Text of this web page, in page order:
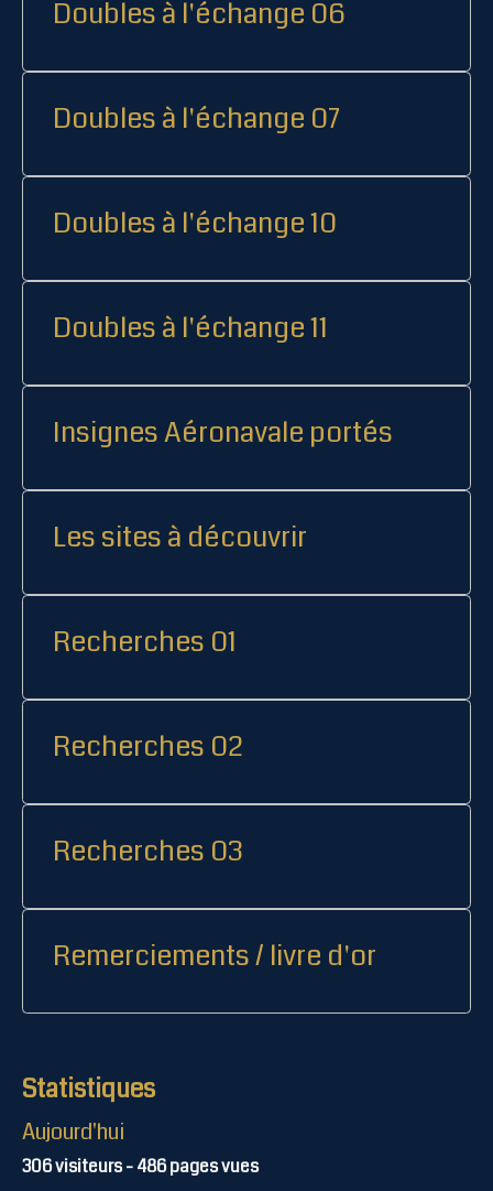
Doubles à l'échange 06
Doubles à l'échange 07
Doubles à l'échange 10
Doubles à l'échange 11
Insignes Aéronavale portés
Les sites à découvrir
Recherches 01
Recherches 02
Recherches 03
Remerciements / livre d'or
Statistiques
Aujourd'hui
306visiteurs -486pages vues